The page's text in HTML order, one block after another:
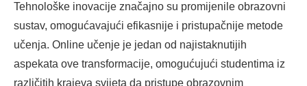
Tehnološke inovacije značajno su promijenile obrazovni
sustav, omogućavajući efikasnije i pristupačnije metode
učenja. Online učenje je jedan od najistaknutijih
aspekata ove transformacije, omogućujući studentima iz
različitih krajeva svijeta da pristupe obrazovnim